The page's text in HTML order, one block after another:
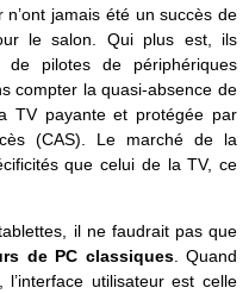
jamais été un succès de
le salon. Qui plus est, ils
pilotes de périphériques
compter la quasi-absence de
TV payante et protégée par
(CAS). Le marché de la
que celui de la TV, ce
il ne faudrait pas que
de PC classiques. Quand
utilisateur est celle